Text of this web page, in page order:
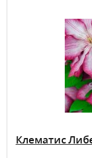
Клематис